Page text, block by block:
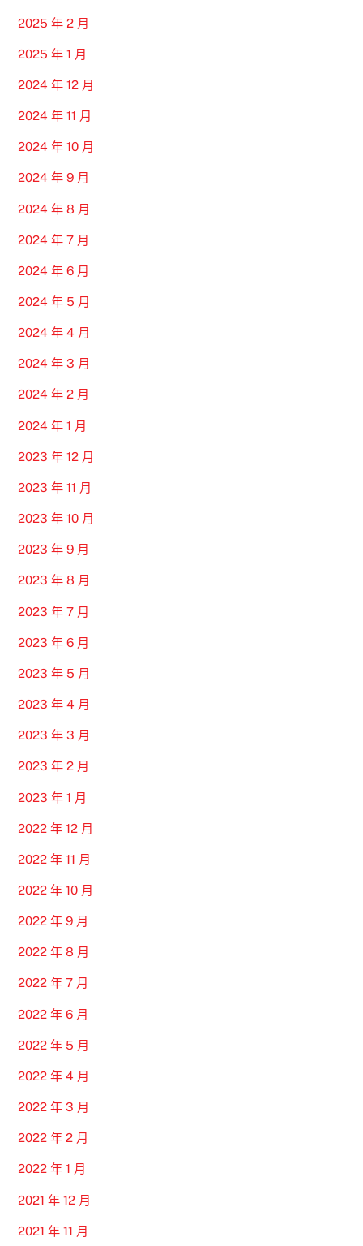
2025 年 2 月
2025 年 1 月
2024 年 12 月
2024 年 11 月
2024 年 10 月
2024 年 9 月
2024 年 8 月
2024 年 7 月
2024 年 6 月
2024 年 5 月
2024 年 4 月
2024 年 3 月
2024 年 2 月
2024 年 1 月
2023 年 12 月
2023 年 11 月
2023 年 10 月
2023 年 9 月
2023 年 8 月
2023 年 7 月
2023 年 6 月
2023 年 5 月
2023 年 4 月
2023 年 3 月
2023 年 2 月
2023 年 1 月
2022 年 12 月
2022 年 11 月
2022 年 10 月
2022 年 9 月
2022 年 8 月
2022 年 7 月
2022 年 6 月
2022 年 5 月
2022 年 4 月
2022 年 3 月
2022 年 2 月
2022 年 1 月
2021 年 12 月
2021 年 11 月